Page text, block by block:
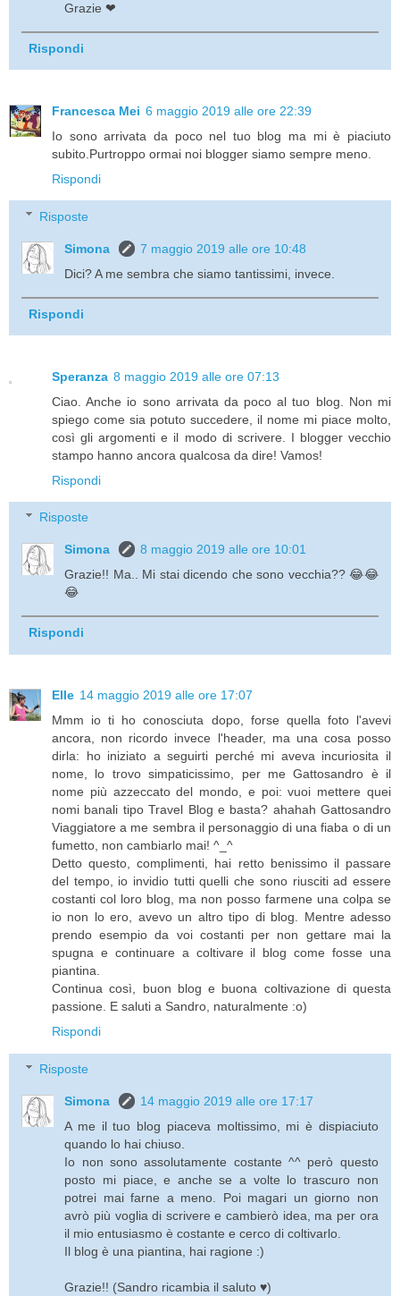
Grazie ❤
Rispondi
Francesca Mei 6 maggio 2019 alle ore 22:39
Io sono arrivata da poco nel tuo blog ma mi è piaciuto
subito.Purtroppo ormai noi blogger siamo sempre meno.
Rispondi
Risposte
Simona
7 maggio 2019 alle ore 10:48
Dici? A me sembra che siamo tantissimi, invece.
Rispondi
Speranza 8 maggio 2019 alle ore 07:13
Ciao. Anche io sono arrivata da poco al tuo blog. Non mi
spiego come sia potuto succedere, il nome mi piace molto,
così gli argomenti e il modo di scrivere. I blogger vecchio
stampo hanno ancora qualcosa da dire! Vamos!
Rispondi
Risposte
Simona
8 maggio 2019 alle ore 10:01
Grazie!! Ma.. Mi stai dicendo che sono vecchia?? 😂😂
😂
Rispondi
Elle 14 maggio 2019 alle ore 17:07
Mmm io ti ho conosciuta dopo, forse quella foto l'avevi
ancora, non ricordo invece l'header, ma una cosa posso
dirla: ho iniziato a seguirti perché mi aveva incuriosita il
nome, lo trovo simpaticissimo, per me Gattosandro è il
nome più azzeccato del mondo, e poi: vuoi mettere quei
nomi banali tipo Travel Blog e basta? ahahah Gattosandro
Viaggiatore a me sembra il personaggio di una fiaba o di un
fumetto, non cambiarlo mai! ^_^
Detto questo, complimenti, hai retto benissimo il passare
del tempo, io invidio tutti quelli che sono riusciti ad essere
costanti col loro blog, ma non posso farmene una colpa se
io non lo ero, avevo un altro tipo di blog. Mentre adesso
prendo esempio da voi costanti per non gettare mai la
spugna e continuare a coltivare il blog come fosse una
piantina.
Continua così, buon blog e buona coltivazione di questa
passione. E saluti a Sandro, naturalmente :o)
Rispondi
Risposte
Simona
14 maggio 2019 alle ore 17:17
A me il tuo blog piaceva moltissimo, mi è dispiaciuto
quando lo hai chiuso.
Io non sono assolutamente costante ^^ però questo
posto mi piace, e anche se a volte lo trascuro non
potrei mai farne a meno. Poi magari un giorno non
avrò più voglia di scrivere e cambierò idea, ma per ora
il mio entusiasmo è costante e cerco di coltivarlo.
Il blog è una piantina, hai ragione :)
Grazie!! (Sandro ricambia il saluto ♥)